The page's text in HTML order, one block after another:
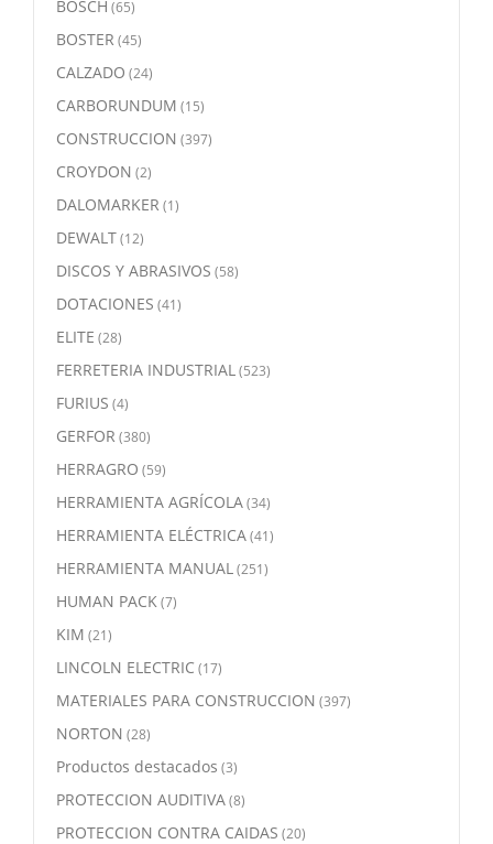
BOSCH (65)
BOSTER (45)
CALZADO (24)
CARBORUNDUM (15)
CONSTRUCCION (397)
CROYDON (2)
DALOMARKER (1)
DEWALT(12)
DISCOS Y ABRASIVOS (58)
DOTACIONES (41)
ELITE (28)
FERRETERIA INDUSTRIAL(523)
FURIUS (4)
GERFOR (380)
HERRAGRO (59)
HERRAMIENTA AGRÍCOLA(34)
HERRAMIENTA ELÉCTRICA(41)
HERRAMIENTA MANUAL(251)
HUMAN PACK(7)
KIM (21)
LINCOLN ELECTRIC (17)
MATERIALES PARA CONSTRUCCION (397)
NORTON (28)
Productos destacados (3)
PROTECCION AUDITIVA(8)
PROTECCION CONTRA CAIDAS (20)